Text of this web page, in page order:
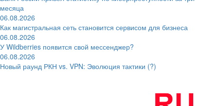
месяца
06.08.2026
Как магистральная сеть становится сервисом для бизнеса
06.08.2026
У Wildberries появится свой мессенджер?
06.08.2026
Новый раунд РКН vs. VPN: Эволюция тактики (?)